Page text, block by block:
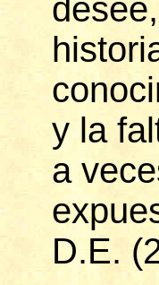
y la
a
D.E.